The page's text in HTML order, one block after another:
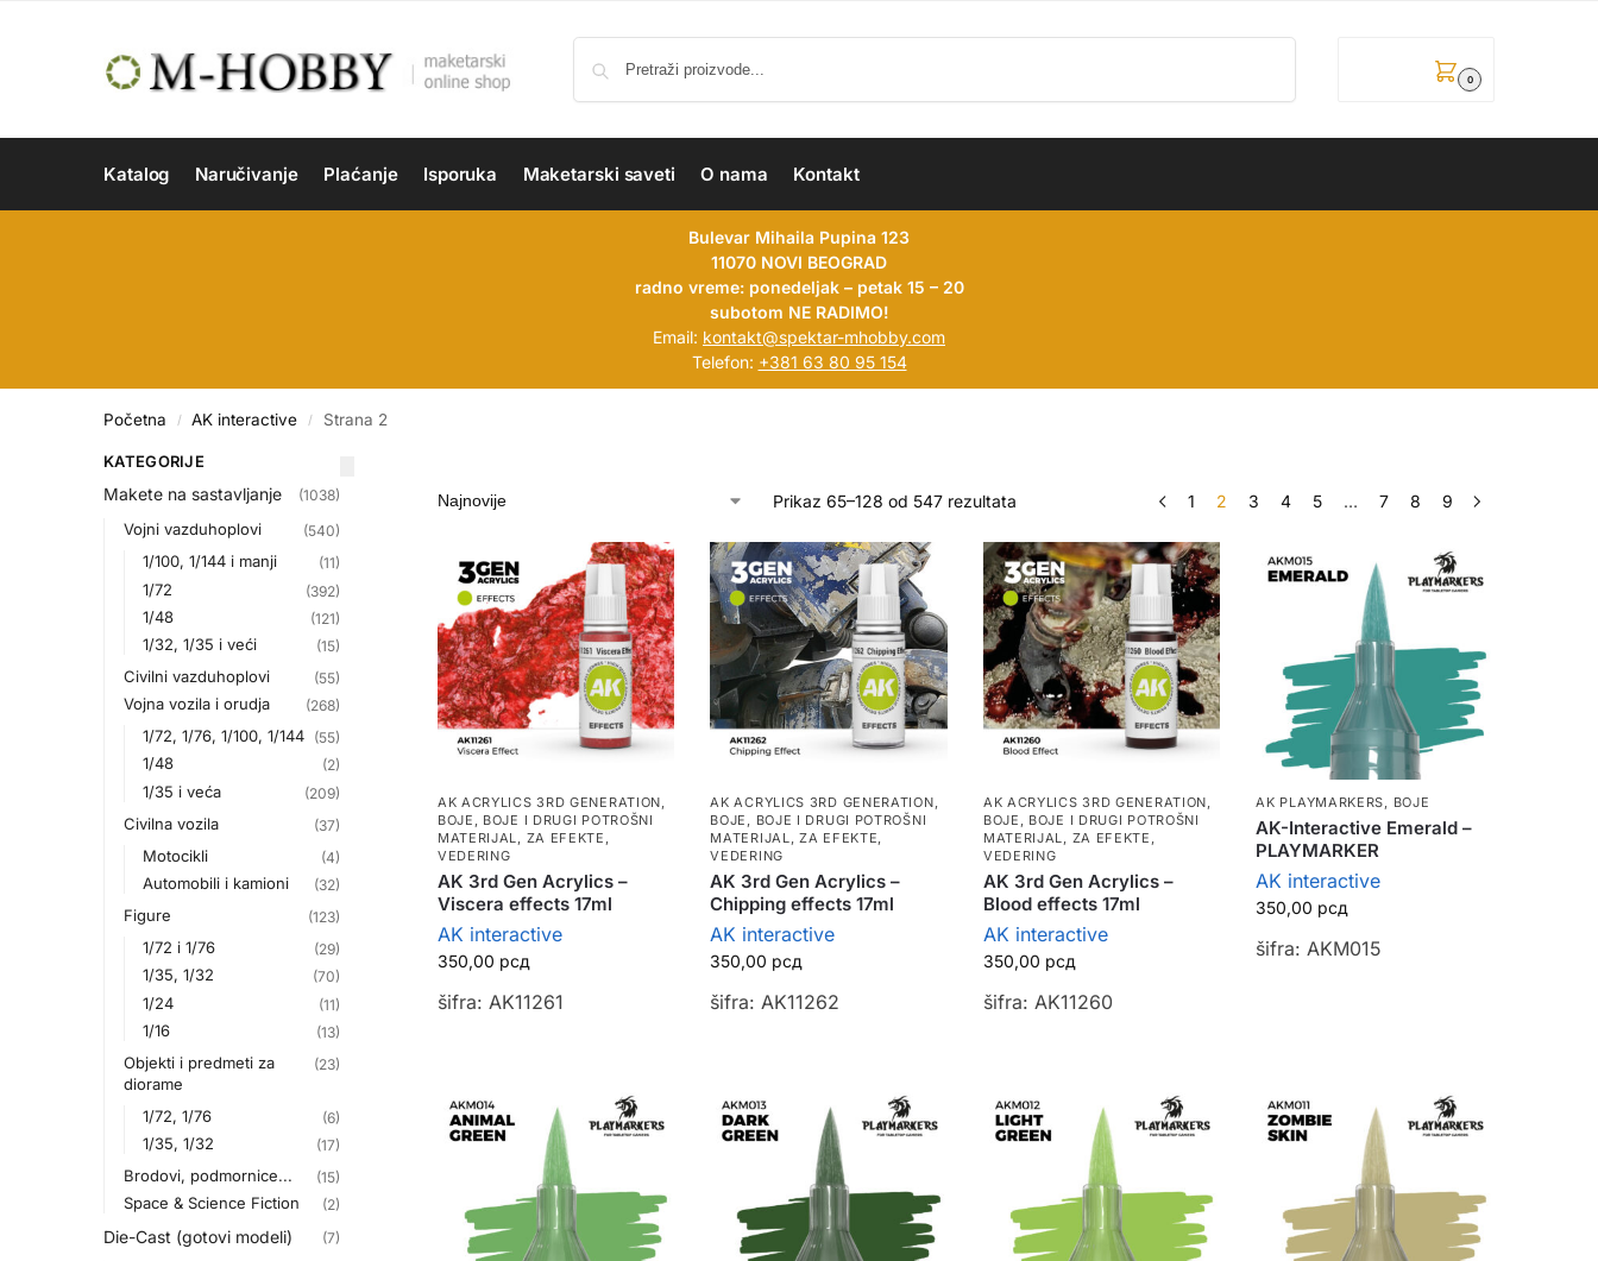
0
Katalog Naručivanje Plaćanje Isporuka Maketarski saveti O nama Kontakt
Bulevar Mihaila Pupina 123
11070 NOVI BEOGRAD
radno vreme: ponedeljak – petak 15 – 20
subotom NE RADIMO!
Email: kontakt@spektar-mhobby.com
Telefon: +381 63 80 95 154
Početna / AK interactive / Strana 2
Prikaz 65–128 od 547 rezultata 1 2 3 4 5 … 7 8 9
AK ACRYLICS 3RD GENERATION
BOJE
BOJE I DRUGI POTROŠNI
MATERIJAL
ZA EFEKTE,
VEDERING
AK 3rd Gen Acrylics –
Viscera effects 17ml
AK interactive
350,00 рсд
šifra: AK11261
AK ACRYLICS 3RD GENERATION
BOJE
BOJE I DRUGI POTROŠNI
MATERIJAL
,ZA EFEKTE,
VEDERING
AK 3rd Gen Acrylics –
Chipping effects 17ml
AK interactive
350,00 рсд
šifra: AK11262
AK ACRYLICS 3RD GENERATION
BOJE
BOJE I DRUGI POTROŠNI
MATERIJAL
ZA EFEKTE,
VEDERING
AK 3rd Gen Acrylics –
Blood effects 17ml
AK interactive
350,00 рсд
šifra: AK11260
AK PLAYMARKERS BOJE
AK-Interactive Emerald –
PLAYMARKER
AK interactive
350,00 рсд
šifra: AKM015
KATEGORIJE
Makete na sastavljanje (1038)
Vojni vazduhoplovi (540)
1/100, 1/144 i manji (11)
1/72 (392)
1/48 (121)
1/32, 1/35 i veći (15)
Civilni vazduhoplovi (55)
Vojna vozila i orudja (268)
1/72, 1/76, 1/100, 1/144 (55)
1/48 (2)
1/35 i veća (209)
Civilna vozila (37)
Motocikli (4)
Automobili i kamioni (32)
Figure (123)
1/72 i 1/76 (29)
1/35, 1/32 (70)
1/24 (11)
1/16 (13)
Objekti i predmeti za
diorame
(23)
1/72, 1/76 (6)
1/35, 1/32 (17)
Brodovi, podmornice... (15)
Space & Science Fiction (2)
Die-Cast (gotovi modeli) (7)